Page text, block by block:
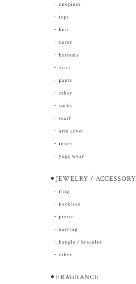
onepiece
tops
knit
outer
bottoms
skirt
pants
other
socks
scarf
arm cover
inner
yoga wear
⚫︎JEWELRY / ACCESSORY
ring
necklace
pierce
earring
bangle / bracelet
other
⚫︎FRAGRANCE